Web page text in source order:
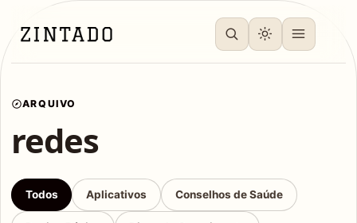
ARQUIVO
redes
Todos Aplicativos Conselhos de Saúde